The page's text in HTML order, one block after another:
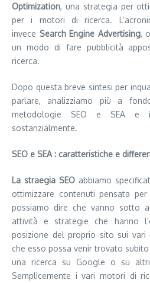
Optimization, una strategia per
per i motori di ricerca.
invece Search Engine Advertising,
un modo di fare pubblicità
ricerca.
Dopo questa breve sintesi per
parlare, analizziamo più a
metodologie SEO e SEA e
sostanzialmente.
SEO e SEA : caratteristiche e
La straegia SEO abbiamo
ottimizzare contenuti pensata
possiamo dire che vanno sotto
attività e strategie che hanno
posizione del proprio sito sui vari
che esso possa venir trovato
una ricerca su Google o su
Semplicemente i vari motori di